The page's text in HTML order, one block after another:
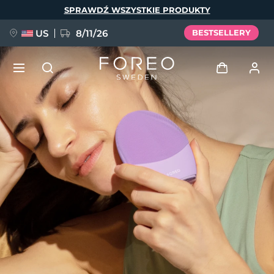
SPRAWDŹ WSZYSTKIE PRODUKTY
US 8/11/26 BESTSELLERY
Profil użytkownika
Moje urządzenia
Moje zamówienia
Moje adresy
Moje subskrypcje
NOWOŚĆ
FAQ™ Pure Beauty-Tech Elixir
BREAKING NEWS
issa™ Teeth Whitening Set
Język
English Deutsch
Español
Français
Italiano
Português
Svenska
Русский
Türkçe
简体中文 繁體中文